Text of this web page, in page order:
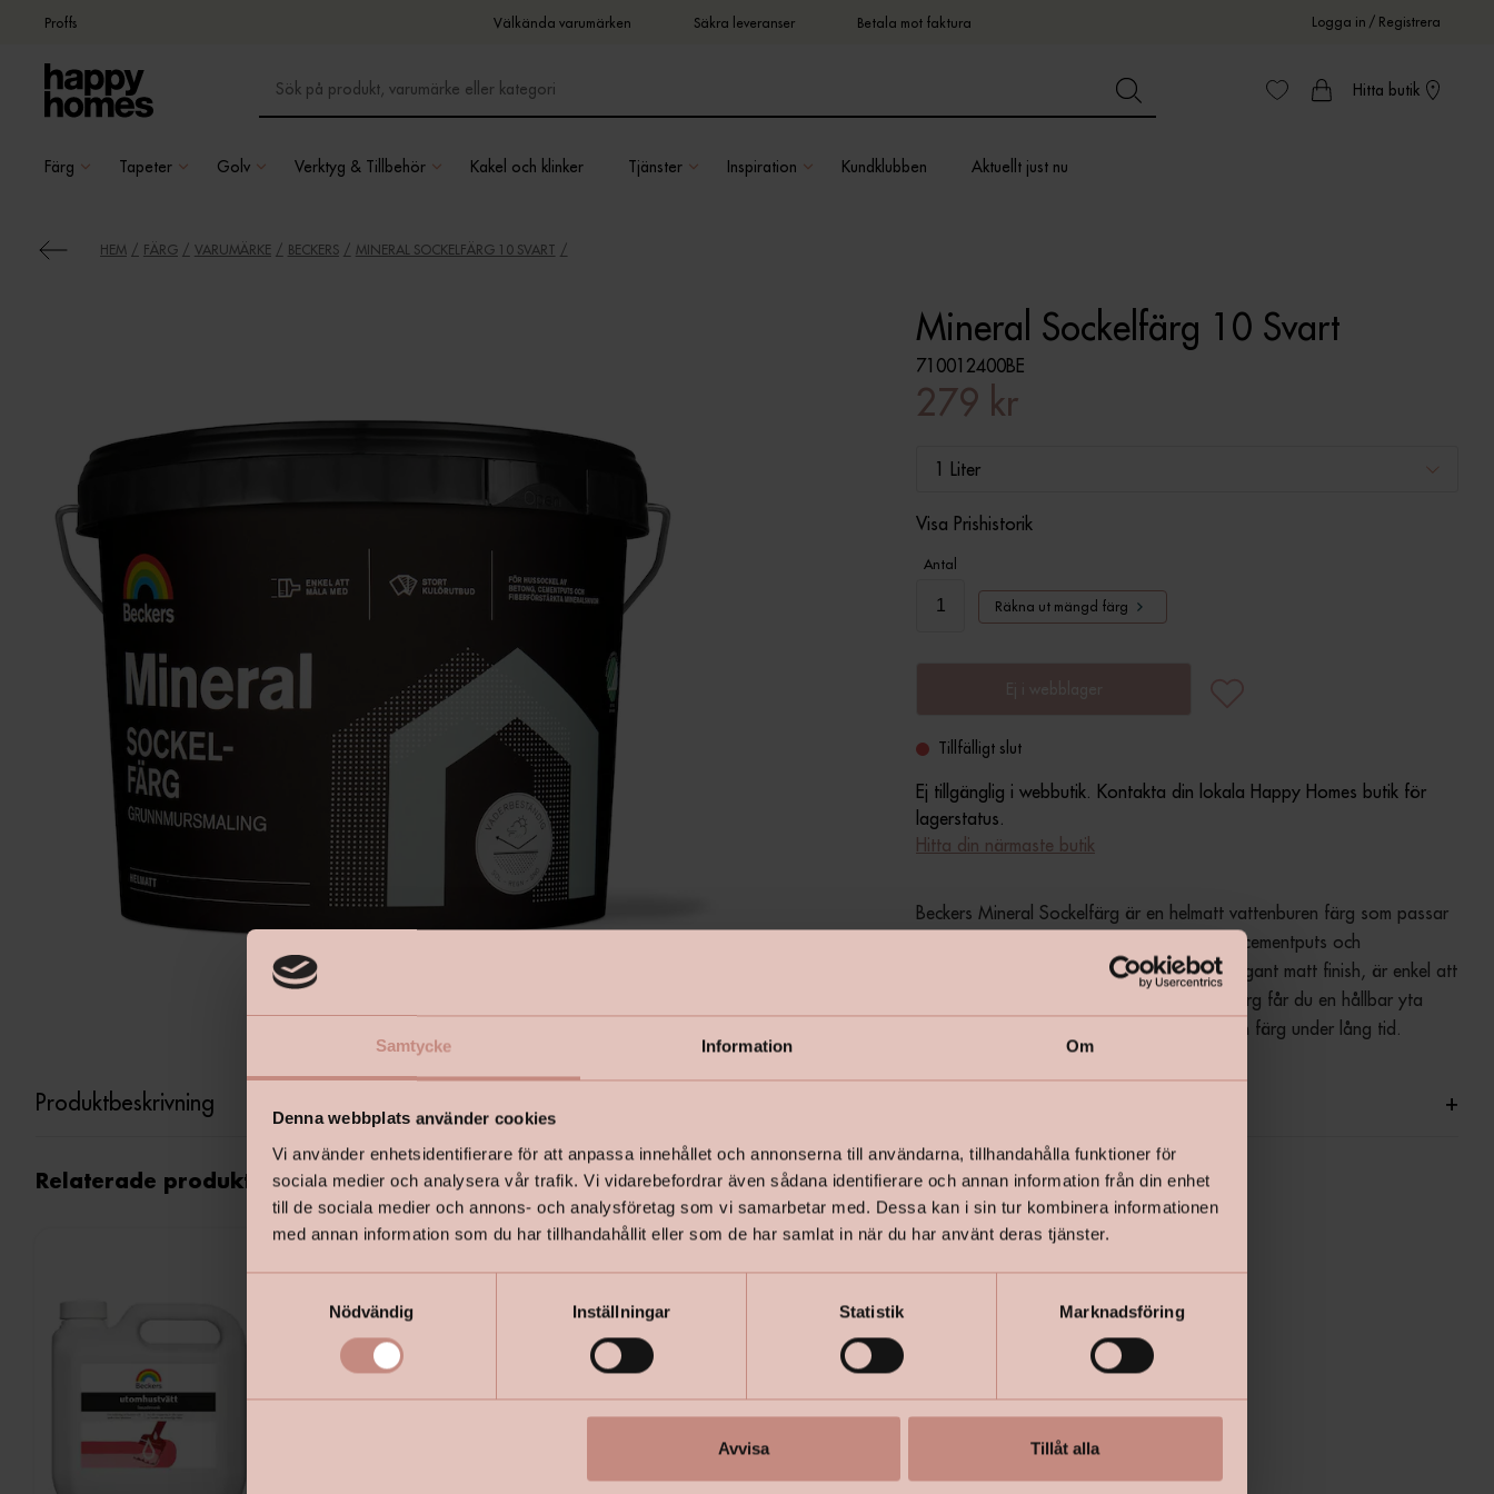
Samtycke Information Om
Denna webbplats använder cookies
Vi använder enhetsidentifierare för att anpassa innehållet och annonserna till användarna, tillhandahålla funktioner för
sociala medier och analysera vår trafik. Vi vidarebefordrar även sådana identifierare och annan information från din enhet
till de sociala medier och annons- och analysföretag som vi samarbetar med. Dessa kan i sin tur kombinera informationen
med annan information som du har tillhandahållit eller som de har samlat in när du har använt deras tjänster.
Nödvändig Inställningar Statistik Marknadsföring
Avvisa Tillåt alla
Proffs Välkända varumärken Säkra leveranser Betala mot faktura Logga in / Registrera
Hitta butik
Färg Tapeter Golv Verktyg & Tillbehör Kakel och klinker Tjänster Inspiration Kundklubben Aktuellt just nu
HEM FÄRG VARUMÄRKE BECKERS MINERAL SOCKELFÄRG 10 SVART
Mineral Sockelfärg 10 Svart
710012400BE
279 kr
1 Liter
Visa Prishistorik
Antal
Räkna ut mängd färg
Tillfälligt slut
Ej tillgänglig i webbutik. Kontakta din lokala Happy Homes butik för
lagerstatus.
Hitta din närmaste butik
Beckers Mineral Sockelfärg är en helmatt vattenburen färg som passar
perfekt för att måla hussocklar av betong, cementputs och
fiberförstärkta mineralskivor. Den ger en elegant matt finish, är enkel att
applicera och torkar snabbt. Med denna färg får du en hållbar yta
som motstår väderpåverkan och bevarar sin färg under lång tid.
Produktbeskrivning +
Relaterade produkter